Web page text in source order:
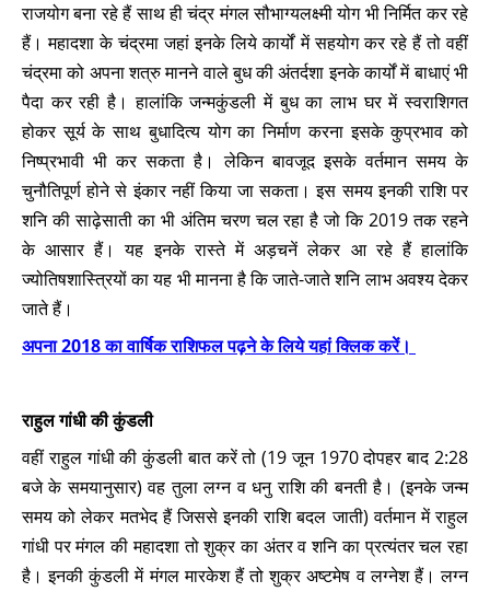
राजयोग बना रहे हैं साथ ही चंद्र मंगल सौभाग्यलक्ष्मी योग भी निर्मित कर रहे
हैं। महादशा के चंद्रमा जहां इनके लिये कार्यों में सहयोग कर रहे हैं तो वहीं
चंद्रमा को अपना शत्रु मानने वाले बुध की अंतर्दशा इनके कार्यों में बाधाएं भी
पैदा कर रही है। हालांकि जन्मकुंडली में बुध का लाभ घर में स्वराशिगत
होकर सूर्य के साथ बुधादित्य योग का निर्माण करना इसके कुप्रभाव को
निष्प्रभावी भी कर सकता है। लेकिन बावजूद इसके वर्तमान समय के
चुनौतिपूर्ण होने से इंकार नहीं किया जा सकता। इस समय इनकी राशि पर
शनि की साढ़ेसाती का भी अंतिम चरण चल रहा है जो कि 2019 तक रहने
के आसार हैं। यह इनके रास्ते में अड़चनें लेकर आ रहे हैं हालांकि
ज्योतिषशास्त्रियों का यह भी मानना है कि जाते-जाते शनि लाभ अवश्य देकर
जाते हैं।
अपना 2018 का वार्षिक राशिफल पढ़ने के लिये यहां क्लिक करें।
राहुल गांधी की कुंडली
वहीं राहुल गांधी की कुंडली बात करें तो (19 जून 1970 दोपहर बाद 2:28
बजे के समयानुसार) वह तुला लग्न व धनु राशि की बनती है। (इनके जन्म
समय को लेकर मतभेद हैं जिससे इनकी राशि बदल जाती) वर्तमान में राहुल
गांधी पर मंगल की महादशा तो शुक्र का अंतर व शनि का प्रत्यंतर चल रहा
है। इनकी कुंडली में मंगल मारकेश हैं तो शुक्र अष्टमेष व लग्नेश हैं। लग्न